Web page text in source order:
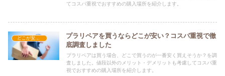
てコスパ重視でおすすめの購入場所を紹介します。
プラリペアを買うならどこが安い？コスパ重視で徹
底調査しました
プラリペアは買う場合、どこで買うのが一番安く買えそうか？を調
査しました。値段以外のメリット・デメリットも考慮してコスパ重
視でおすすめの購入場所を紹介します。